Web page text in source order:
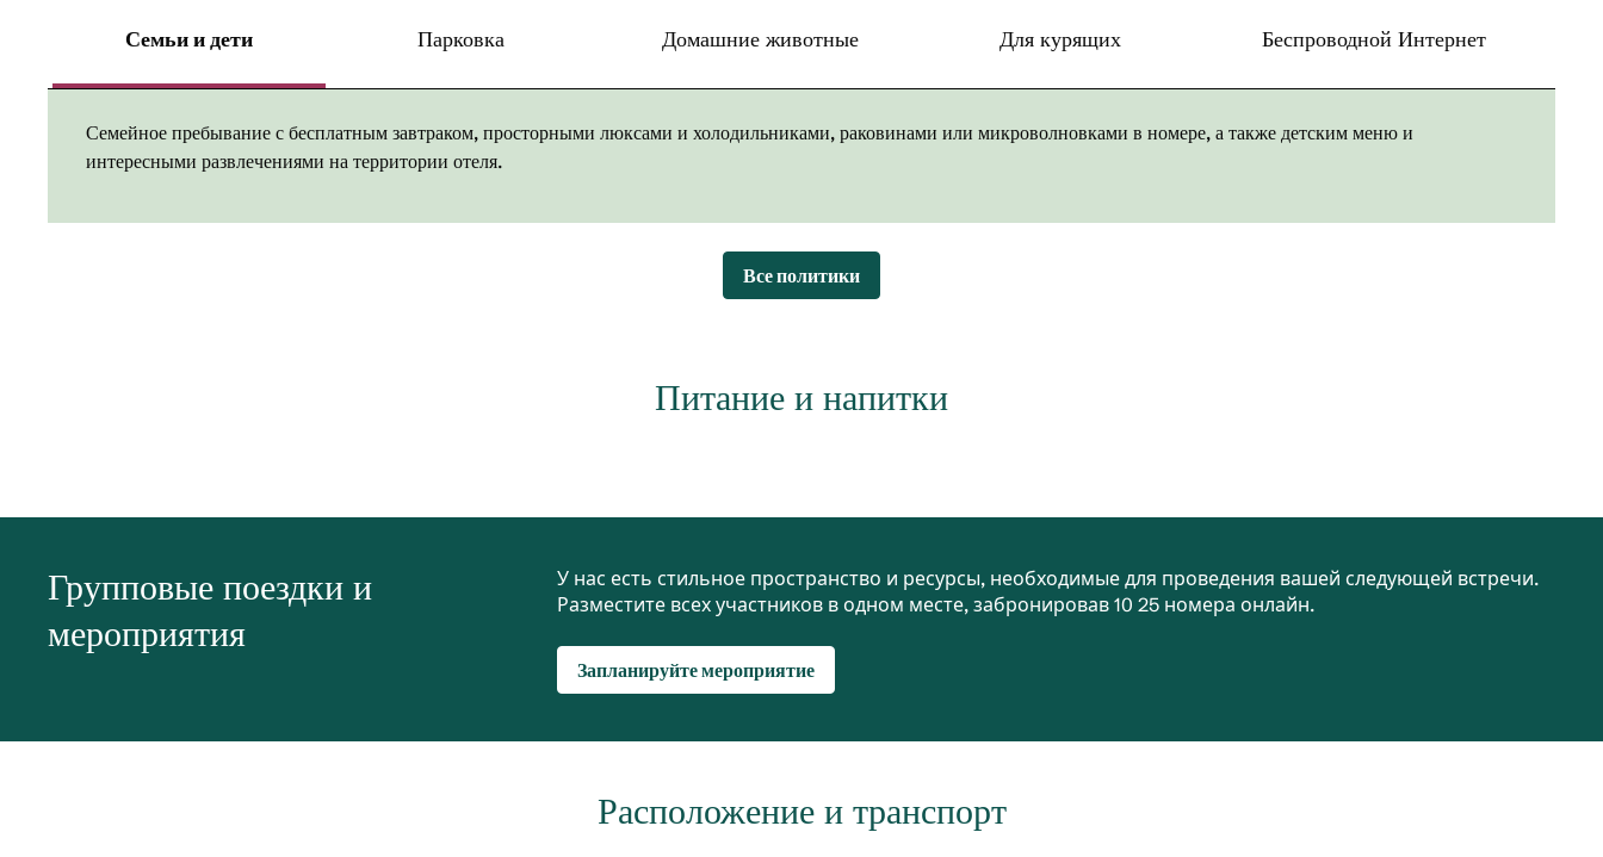
Семьи и дети Парковка Домашние животные Для курящих Беспроводной Интернет
Семейное пребывание с бесплатным завтраком, просторными люксами и холодильниками, раковинами или микроволновками в номере, а также детским меню и
интересными развлечениями на территории отеля.
Все политики
Питание и напитки
Групповые поездки и
мероприятия
У нас есть стильное пространство и ресурсы, необходимые для проведения вашей следующей встречи.
Разместите всех участников в одном месте, забронировав 10 25 номера онлайн.
Запланируйте мероприятие
Расположение и транспорт